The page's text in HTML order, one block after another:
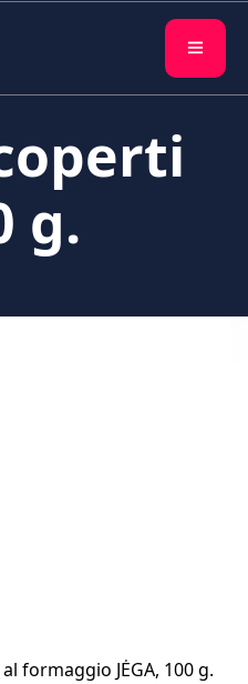
g.
formaggio JĖGA, 100 g.